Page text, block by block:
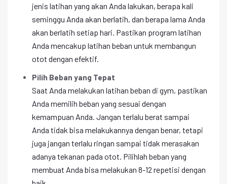
jenis latihan yang akan Anda lakukan, berapa kali
seminggu Anda akan berlatih, dan berapa lama Anda
akan berlatih setiap hari. Pastikan program latihan
Anda mencakup latihan beban untuk membangun
otot dengan efektif.
Pilih Beban yang Tepat
Saat Anda melakukan latihan beban di gym, pastikan
Anda memilih beban yang sesuai dengan
kemampuan Anda. Jangan terlalu berat sampai
Anda tidak bisa melakukannya dengan benar, tetapi
juga jangan terlalu ringan sampai tidak merasakan
adanya tekanan pada otot. Pilihlah beban yang
membuat Anda bisa melakukan 8-12 repetisi dengan